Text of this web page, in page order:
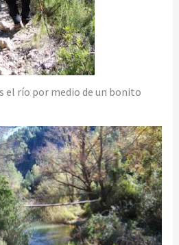
el río por medio de un bonito